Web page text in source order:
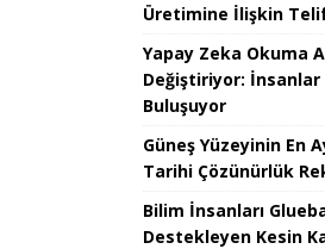
Üretimine İlişkin Telif
Yapay Zeka Okuma
Değiştiriyor: İnsanlar
Buluşuyor
Güneş Yüzeyinin En
Tarihi Çözünürlük
Bilim İnsanları
Destekleyen Kesin